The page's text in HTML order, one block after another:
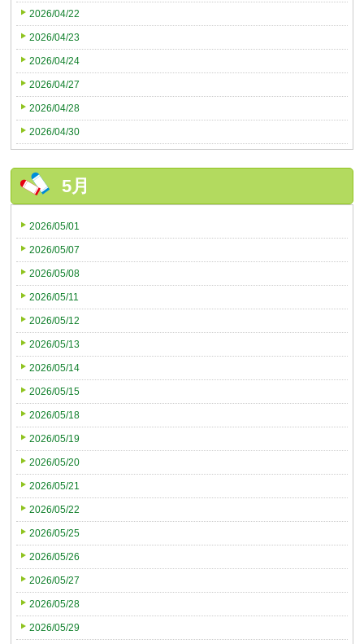
2026/04/22
2026/04/23
2026/04/24
2026/04/27
2026/04/28
2026/04/30
5月
2026/05/01
2026/05/07
2026/05/08
2026/05/11
2026/05/12
2026/05/13
2026/05/14
2026/05/15
2026/05/18
2026/05/19
2026/05/20
2026/05/21
2026/05/22
2026/05/25
2026/05/26
2026/05/27
2026/05/28
2026/05/29